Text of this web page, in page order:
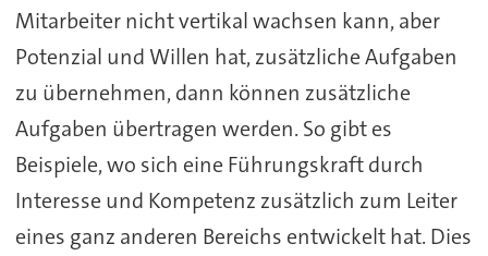
Mitarbeiter nicht vertikal wachsen kann, aber
Potenzial und Willen hat, zusätzliche Aufgaben
zu übernehmen, dann können zusätzliche
Aufgaben übertragen werden. So gibt es
Beispiele, wo sich eine Führungskraft durch
Interesse und Kompetenz zusätzlich zum Leiter
eines ganz anderen Bereichs entwickelt hat. Dies